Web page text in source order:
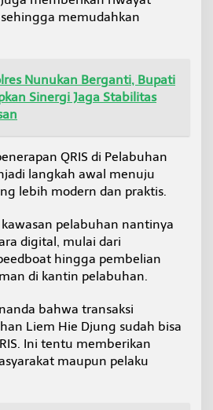
memudahkan
Nunukan Berganti, Bupati
Sinergi Jaga Stabilitas
QRIS di Pelabuhan
langkah awal menuju
lebih modern dan praktis.
pelabuhan nantinya
digital, mulai dari
hingga pembelian
di kantin pelabuhan.
bahwa transaksi
Liem Hie Djung sudah bisa
Ini tentu memberikan
maupun pelaku